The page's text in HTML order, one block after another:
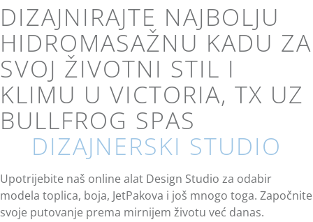
DIZAJNIRAJTE NAJBOLJU
HIDROMASAŽNU KADU ZA
SVOJ ŽIVOTNI STIL I
KLIMU U VICTORIA, TX UZ
BULLFROG SPAS
DIZAJNERSKI STUDIO
Upotrijebite naš online alat Design Studio za odabir
modela toplica, boja, JetPakova i još mnogo toga. Započnite
svoje putovanje prema mirnijem životu već danas.